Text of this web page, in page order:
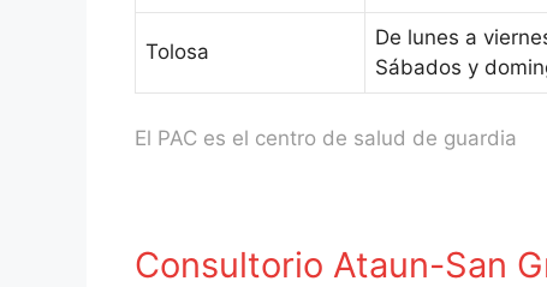
Tolosa
De lunes a
Sábados y
El PAC es el centro de salud de guardia
Consultorio Ataun-San